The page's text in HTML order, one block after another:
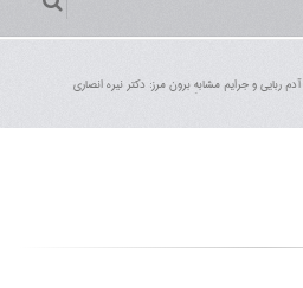
آدم ربایی و جرایم مشابهِ برون مرز: دکتر نیره انصاری